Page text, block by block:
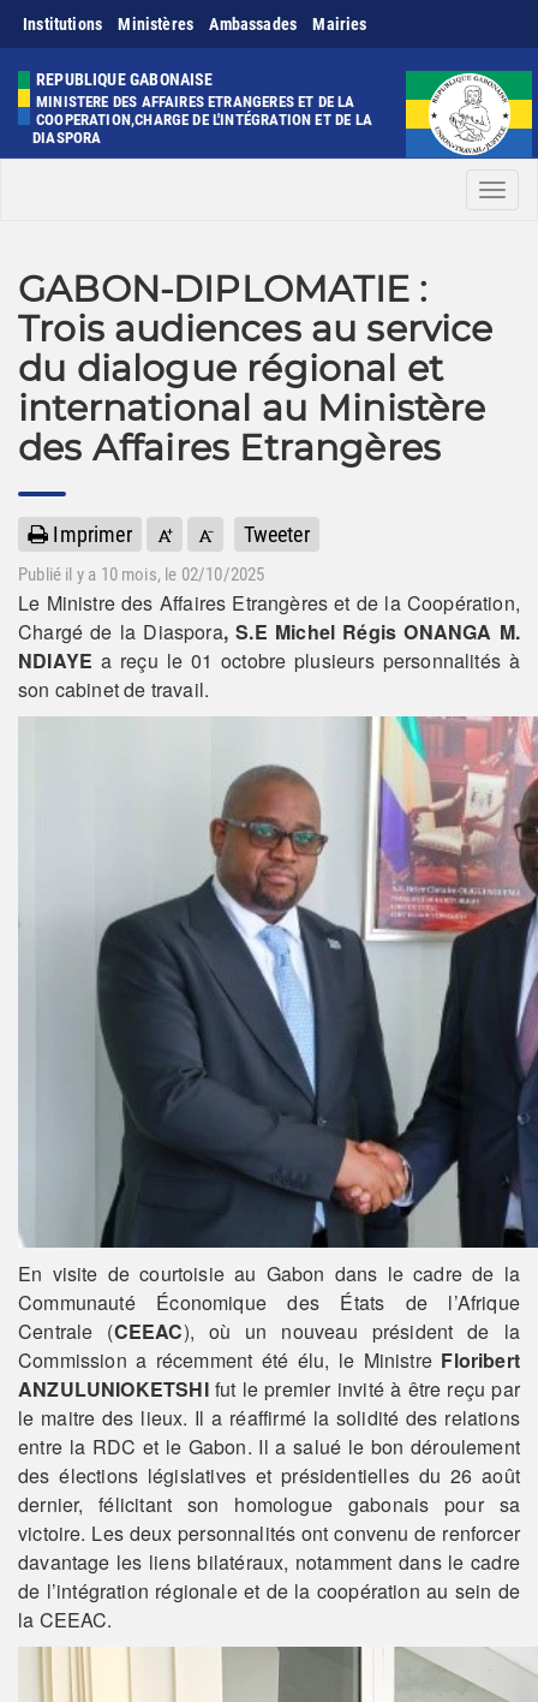
Institutions Ministères Ambassades Mairies
REPUBLIQUE GABONAISE
MINISTERE DES AFFAIRES ETRANGERES ET DE LA
COOPERATION,CHARGE DE L'INTÉGRATION ET DE LA
DIASPORA
Menu
GABON-DIPLOMATIE :
Trois audiences au service
du dialogue régional et
international au Ministère
des Affaires Etrangères
Imprimer Tweeter
Publié il y a 10 mois, le 02/10/2025
Le Ministre des Affaires Etrangères et de la Coopération,
Chargé de la Diaspora, S.E Michel Régis ONANGA M.
NDIAYE a reçu le 01 octobre plusieurs personnalités à
son cabinet de travail.
En visite de courtoisie au Gabon dans le cadre de la
Communauté Économique des États de l’Afrique
Centrale (CEEAC), où un nouveau président de la
Commission a récemment été élu, le Ministre Floribert
ANZULUNIOKETSHIfut le premier invité à être reçu par
le maitre des lieux. Il a réaffirmé la solidité des relations
entre la RDC et le Gabon. Il a salué le bon déroulement
des élections législatives et présidentielles du 26 août
dernier, félicitant son homologue gabonais pour sa
victoire. Les deux personnalités ont convenu de renforcer
davantage les liens bilatéraux, notamment dans le cadre
de l’intégration régionale et de la coopération au sein de
la CEEAC.